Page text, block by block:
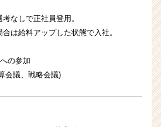
なしで正社員登用。
は給料アップした状態で入社。
の参加
会議、戦略会議)